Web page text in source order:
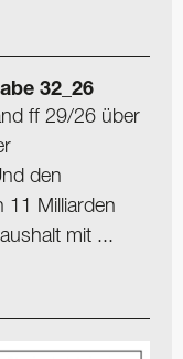
32_26
ff 29/26 über
den
11 Milliarden
mit ...